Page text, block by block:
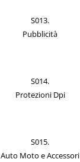
S013.
Pubblicità
S014.
Protezioni Dpi
S015.
Auto Moto e Accessori